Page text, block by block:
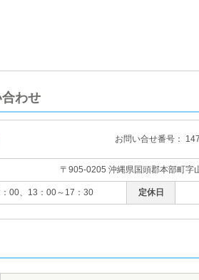
わせ
お問い合せ番号：
〒905-0205 沖縄県国頭郡本部町字
00、13：00～17：30 定休日